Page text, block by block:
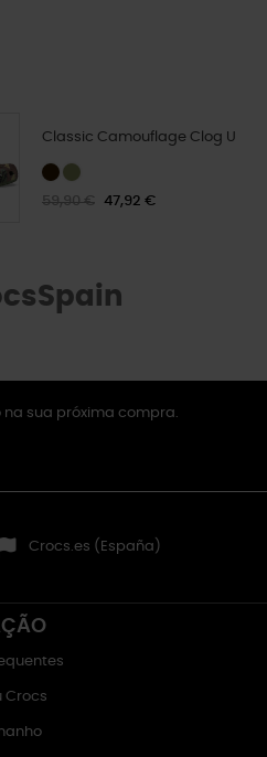
Classic Camouflage Clog U
59,90 € 47,92 €
na sua próxima compra.
Crocs.es (España)
Crocs